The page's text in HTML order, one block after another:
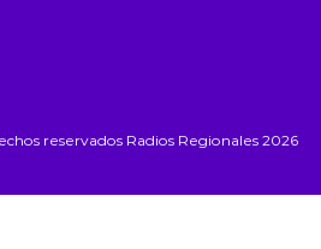
reservados Radios Regionales 2026